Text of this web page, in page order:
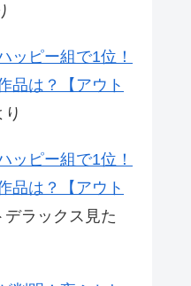
ッピー組で1位！
品は？【アウト
り
ッピー組で1位！
品は？【アウト
デラックス見た